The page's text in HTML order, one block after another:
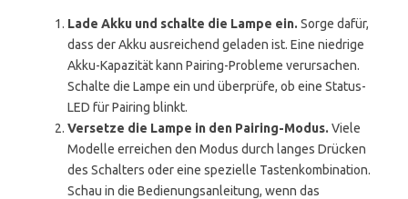
Lade Akku und schalte die Lampe ein. Sorge dafür,
dass der Akku ausreichend geladen ist. Eine niedrige
Akku-Kapazität kann Pairing-Probleme verursachen.
Schalte die Lampe ein und überprüfe, ob eine Status-
LED für Pairing blinkt.
Versetze die Lampe in den Pairing-Modus. Viele
Modelle erreichen den Modus durch langes Drücken
des Schalters oder eine spezielle Tastenkombination.
Schau in die Bedienungsanleitung, wenn das